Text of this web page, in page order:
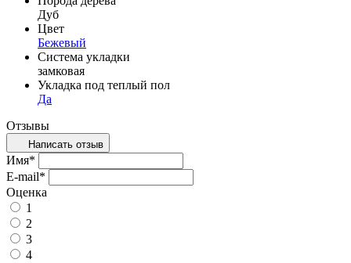
Дуб
Цвет
Бежевый
Система укладки
замковая
Укладка под теплый пол
Да
Отзывы
Написать отзыв
Имя*
E-mail*
Оценка
1
2
3
4